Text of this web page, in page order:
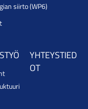
siirto (WP6)
YHTEYSTIED
OT